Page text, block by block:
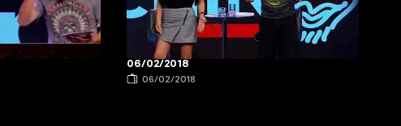
06/02/2018
06/02/2018